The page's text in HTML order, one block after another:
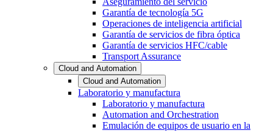
Garantía de tecnología 5G
Operaciones de inteligencia artificial
Garantía de servicios de fibra óptica
Garantía de servicios HFC/cable
Transport Assurance
Cloud and Automation
Cloud and Automation
Laboratorio y manufactura
Laboratorio y manufactura
Automation and Orchestration
Emulación de equipos de usuario en la